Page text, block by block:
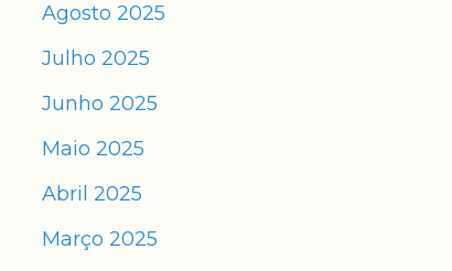
Agosto 2025
Julho 2025
Junho 2025
Maio 2025
Abril 2025
Março 2025